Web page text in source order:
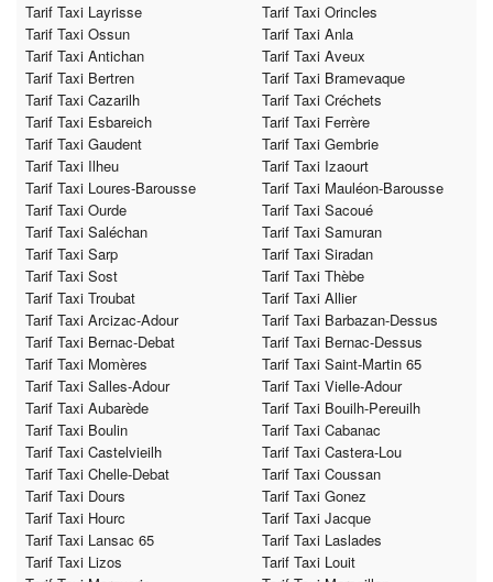
Tarif Taxi Layrisse
Tarif Taxi Orincles
Tarif Taxi Ossun
Tarif Taxi Anla
Tarif Taxi Antichan
Tarif Taxi Aveux
Tarif Taxi Bertren
Tarif Taxi Bramevaque
Tarif Taxi Cazarilh
Tarif Taxi Créchets
Tarif Taxi Esbareich
Tarif Taxi Ferrère
Tarif Taxi Gaudent
Tarif Taxi Gembrie
Tarif Taxi Ilheu
Tarif Taxi Izaourt
Tarif Taxi Loures-Barousse
Tarif Taxi Mauléon-Barousse
Tarif Taxi Ourde
Tarif Taxi Sacoué
Tarif Taxi Saléchan
Tarif Taxi Samuran
Tarif Taxi Sarp
Tarif Taxi Siradan
Tarif Taxi Sost
Tarif Taxi Thèbe
Tarif Taxi Troubat
Tarif Taxi Allier
Tarif Taxi Arcizac-Adour
Tarif Taxi Barbazan-Dessus
Tarif Taxi Bernac-Debat
Tarif Taxi Bernac-Dessus
Tarif Taxi Momères
Tarif Taxi Saint-Martin 65
Tarif Taxi Salles-Adour
Tarif Taxi Vielle-Adour
Tarif Taxi Aubarède
Tarif Taxi Bouilh-Pereuilh
Tarif Taxi Boulin
Tarif Taxi Cabanac
Tarif Taxi Castelvieilh
Tarif Taxi Castera-Lou
Tarif Taxi Chelle-Debat
Tarif Taxi Coussan
Tarif Taxi Dours
Tarif Taxi Gonez
Tarif Taxi Hourc
Tarif Taxi Jacque
Tarif Taxi Lansac 65
Tarif Taxi Laslades
Tarif Taxi Lizos
Tarif Taxi Louit